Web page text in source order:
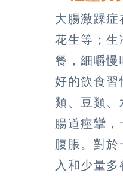
大腸激躁症
花生等；生
餐，細嚼慢
好的飲食習
類、豆類、
腸道痙攣
腹脹。對
入和少量多